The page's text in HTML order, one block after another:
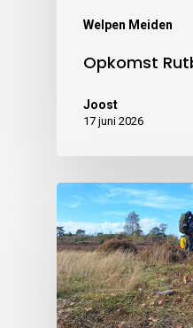
Welpen Meiden
Opkomst
Joost
17 juni 2026